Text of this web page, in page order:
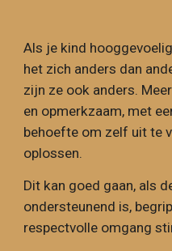
Als je kind
het zich anders dan
zijn ze ook anders.
en opmerkzaam, met
behoefte om zelf uit te
oplossen.
Dit kan goed gaan, als
ondersteunend is,
respectvolle omgang